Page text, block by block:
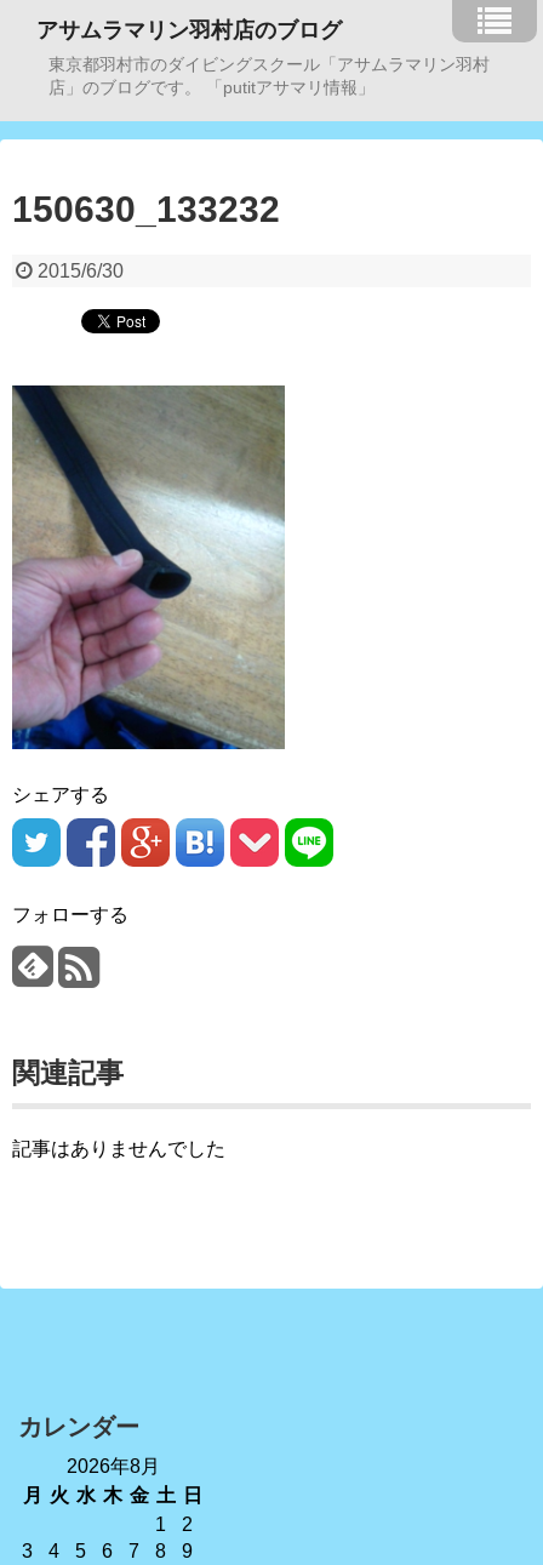
アサムラマリン羽村店のブログ
東京都羽村市のダイビングスクール「アサムラマリン羽村
店」のブログです。 「putitアサマリ情報」
150630_133232
2015/6/30
シェアする
フォローする
関連記事
記事はありませんでした
カレンダー
2026年8月
月
火 水 木 金 土 日
1
2
3
4 5 6 7 8
9